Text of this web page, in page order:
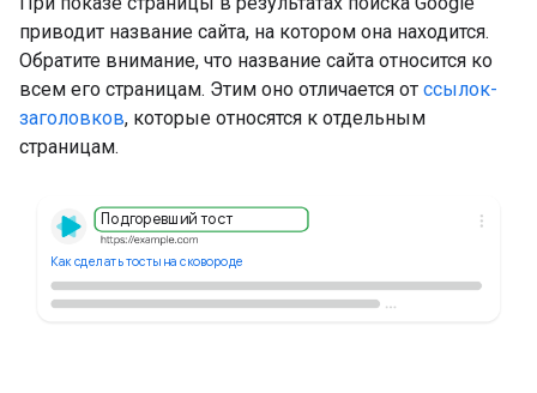
приводит название сайта, на котором она находится.
Обратите внимание, что название сайта относится ко
всем его страницам. Этим оно отличается от ссылок-
заголовков, которые относятся к отдельным
страницам.
Подгоревший тост
Как сделать тосты на сковороде